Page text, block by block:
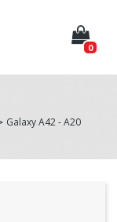
0
Galaxy A42 - A20